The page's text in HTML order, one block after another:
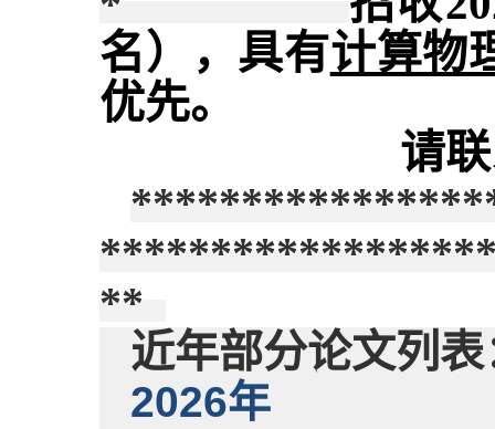
名），具有计算物
优先。
请
**
近年部分论文列表
2026年